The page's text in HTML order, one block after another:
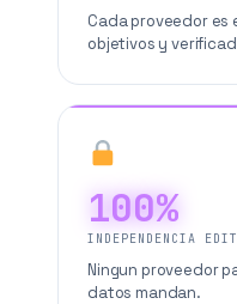
Cada proveedor es
objetivos y
100%
INDEPENDENCIA
Ningun proveedor
datos mandan.